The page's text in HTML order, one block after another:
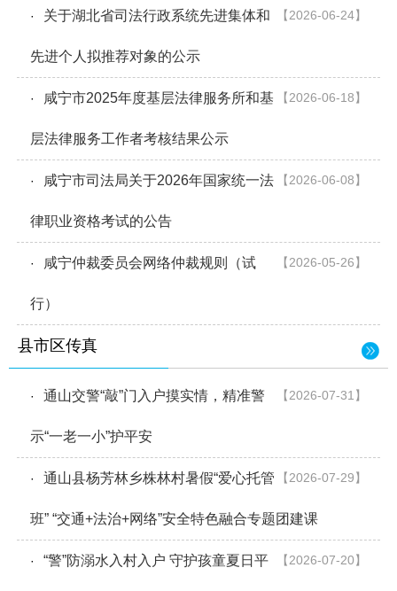
【2026-06-24】
· 关于湖北省司法行政系统先进集体和
先进个人拟推荐对象的公示
【2026-06-18】
· 咸宁市2025年度基层法律服务所和基
层法律服务工作者考核结果公示
【2026-06-08】
· 咸宁市司法局关于2026年国家统一法
律职业资格考试的公告
【2026-05-26】
· 咸宁仲裁委员会网络仲裁规则（试
行）
县市区传真
【2026-07-31】
· 通山交警“敲”门入户摸实情，精准警
示“一老一小”护平安
【2026-07-29】
· 通山县杨芳林乡株林村暑假“爱心托管
班” “交通+法治+网络”安全特色融合专题团建课
【2026-07-20】
· “警”防溺水入村入户 守护孩童夏日平